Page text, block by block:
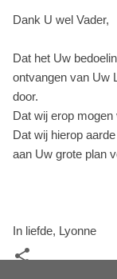
Dank U wel Vader,
Dat het Uw
ontvangen van Uw
door.
Dat wij erop
Dat wij hierop
aan Uw grote plan
In liefde, Lyonne